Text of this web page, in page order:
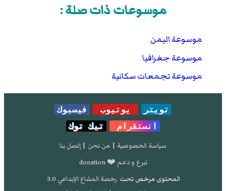
موسوعات ذات صلة :
موسوعة اليمن
موسوعة جغرافيا
موسوعة تجمعات سكانية
تويتر يوتيوب
فيسبوك
انستقرام
تيك توك
سياسة الخصوصية | من نحن | إتصل بنا
تبرع و دعم ❤️ donation
المحتوى مرخص تحت رخصة المشاع الإبداعي 3.0